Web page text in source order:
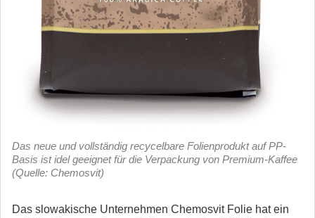
Das neue und vollständig recycelbare Folienprodukt auf PP-
Basis ist idel geeignet für die Verpackung von Premium-Kaffee
(Quelle: Chemosvit)
Das slowakische Unternehmen Chemosvit Folie hat ein